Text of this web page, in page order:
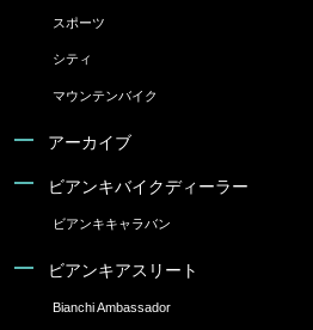
スポーツ
シティ
マウンテンバイク
アーカイブ
ビアンキバイクディーラー
ビアンキキャラバン
ビアンキアスリート
Bianchi Ambassador